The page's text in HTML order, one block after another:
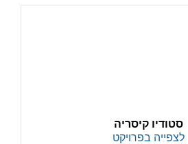
סטודיו קיסריה
לצפייה בפרויקט